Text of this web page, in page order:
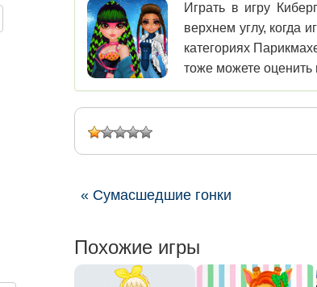
Играть в игру
верхнем углу, когда
категориях
тоже можете оценить
« Сумасшедшие гонки
Похожие игры